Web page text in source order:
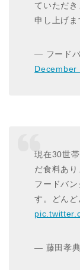
ていただ
申し上げま
— フード
December
現在30世
だ食料あり
フードバ
す。どんど
— 藤田孝